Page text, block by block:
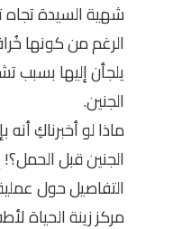
شهية السيدة تجاه
الرغم من كونها
يلجأن إليها بسبب
الجنين.
ماذا لو أخبرناكِ
الجنين قبل
التفاصيل حول
مركز زينة الحياة